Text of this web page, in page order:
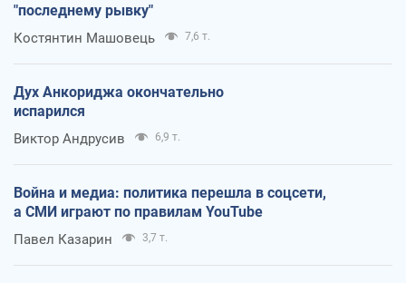
"последнему рывку"
Костянтин Машовець 7,6 т.
Дух Анкориджа окончательно
испарился
Виктор Андрусив 6,9 т.
Война и медиа: политика перешла в соцсети,
а СМИ играют по правилам YouTube
Павел Казарин 3,7 т.